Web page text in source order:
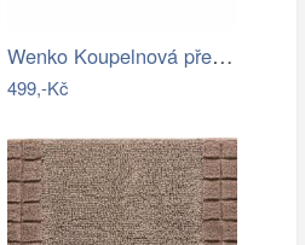
Wenko Koupelnová předložka PEONY s…
499,-Kč